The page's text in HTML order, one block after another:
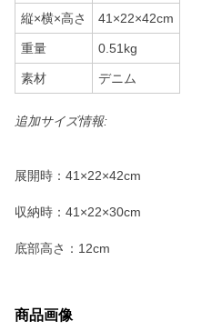
縦×横×高さ 41×22×42cm
重量 0.51kg
素材 デニム
追加サイズ情報:
展開時：41×22×42cm
収納時：41×22×30cm
底部高さ：12cm
商品画像